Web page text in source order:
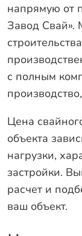
напрямую от
Завод Свай».
с полным
Цена
объекта
нагрузки,
застройки.
расчет и
ваш объект.